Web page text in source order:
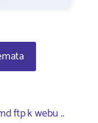
ftp k webu ..